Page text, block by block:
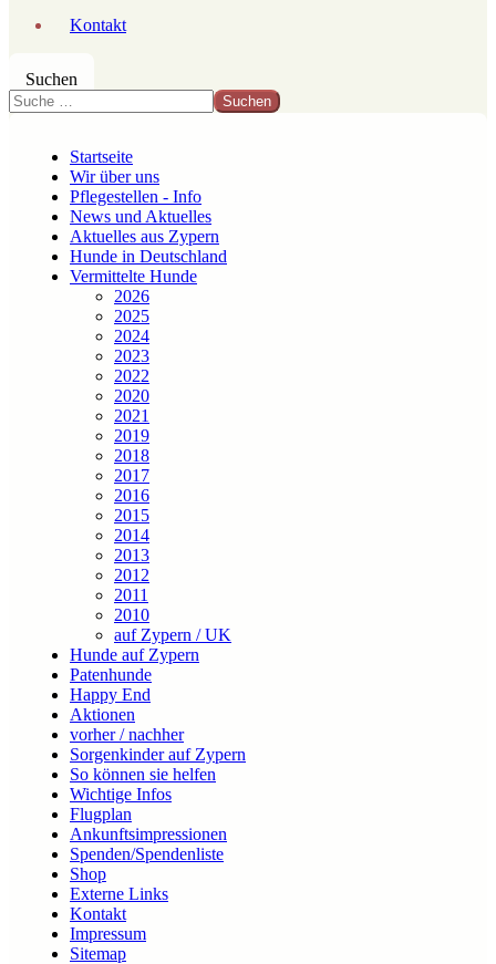
Kontakt
Suchen
Suchen
Startseite
Wir über uns
Pflegestellen - Info
News und Aktuelles
Aktuelles aus Zypern
Hunde in Deutschland
Vermittelte Hunde
2026
2025
2024
2023
2022
2020
2021
2019
2018
2017
2016
2015
2014
2013
2012
2011
2010
auf Zypern / UK
Hunde auf Zypern
Patenhunde
Happy End
Aktionen
vorher / nachher
Sorgenkinder auf Zypern
So können sie helfen
Wichtige Infos
Flugplan
Ankunftsimpressionen
Spenden/Spendenliste
Shop
Externe Links
Kontakt
Impressum
Sitemap